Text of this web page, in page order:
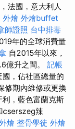
法國，意大利人
外燴 外燴buffet
師證照 台中排毒
年的全球消費量
自2015年以來，
億升之間。 記帳
，佔社區總量的
修期內維修或更換
利，藍色富蘭克斯
cserszeg辣
燴 整骨學徒 外燴